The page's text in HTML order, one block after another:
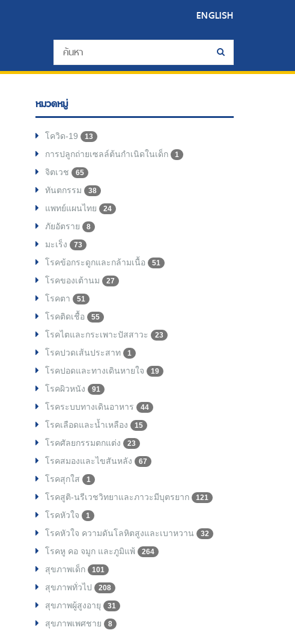
ENGLISH
หมวดหมู่
โควิด-19 13
การปลูกถ่ายเซลล์ต้นกำเนิดในเด็ก 1
จิตเวช 65
ทันตกรรม 38
แพทย์แผนไทย 24
ภัยอัตราย 8
มะเร็ง 73
โรคข้อกระดูกและกล้ามเนื้อ 51
โรคของเต้านม 27
โรคตา 51
โรคติดเชื้อ 55
โรคไตและกระเพาะปัสสาวะ 23
โรคปวดเส้นประสาท 1
โรคปอดและทางเดินหายใจ 19
โรคผิวหนัง 91
โรคระบบทางเดินอาหาร 44
โรคเลือดและน้ำเหลือง 15
โรคศัลยกรรมตกแต่ง 23
โรคสมองและไขสันหลัง 67
โรคสุกใส 1
โรคสูติ-นรีเวชวิทยาและภาวะมีบุตรยาก 121
โรคหัวใจ 1
โรคหัวใจ ความดันโลหิตสูงและเบาหวาน 32
โรคหู คอ จมูก และภูมิแพ้ 264
สุขภาพเด็ก 101
สุขภาพทั่วไป 208
สุขภาพผู้สูงอายุ 31
สุขภาพเพศชาย 8